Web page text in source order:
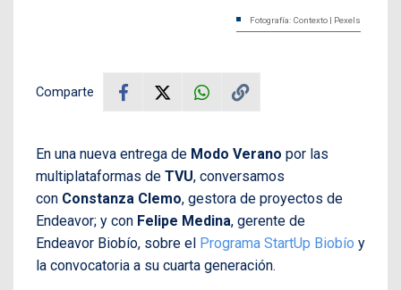
Fotografía: Contexto | Pexels
Comparte
En una nueva entrega de Modo Verano por las
multiplataformas de TVU, conversamos
con Constanza Clemo, gestora de proyectos de
Endeavor; y con Felipe Medina, gerente de
Endeavor Biobío, sobre el Programa StartUp Biobío y
la convocatoria a su cuarta generación.